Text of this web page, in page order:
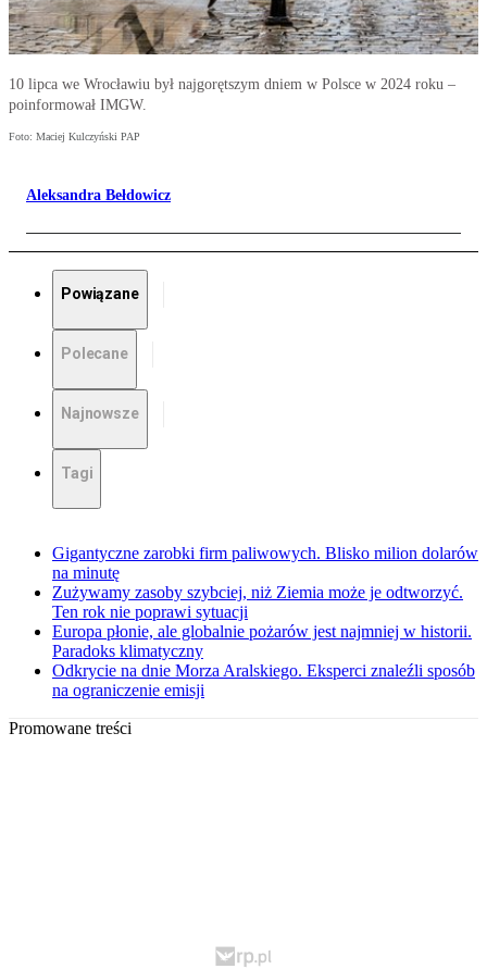
10 lipca we Wrocławiu był najgorętszym dniem w Polsce w 2024 roku –
poinformował IMGW.
Foto: Maciej Kulczyński PAP
Aleksandra Bełdowicz
Powiązane
Polecane
Najnowsze
Tagi
Gigantyczne zarobki firm paliwowych. Blisko milion dolarów
na minutę
Zużywamy zasoby szybciej, niż Ziemia może je odtworzyć.
Ten rok nie poprawi sytuacji
Europa płonie, ale globalnie pożarów jest najmniej w historii.
Paradoks klimatyczny
Odkrycie na dnie Morza Aralskiego. Eksperci znaleźli sposób
na ograniczenie emisji
Promowane treści